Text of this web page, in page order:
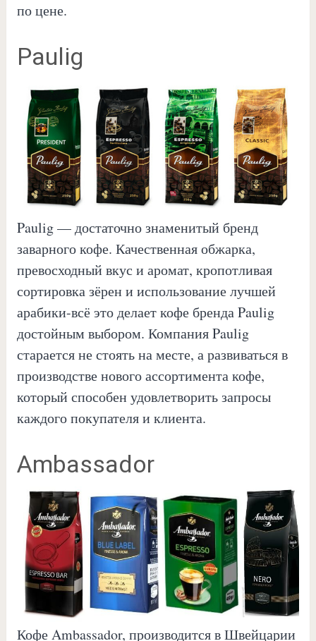
по цене.
Paulig
Paulig — достаточно знаменитый бренд
заварного кофе. Качественная обжарка,
превосходный вкус и аромат, кропотливая
сортировка зёрен и использование лучшей
арабики-всё это делает кофе бренда Paulig
достойным выбором. Компания Paulig
старается не стоять на месте, а развиваться в
производстве нового ассортимента кофе,
который способен удовлетворить запросы
каждого покупателя и клиента.
Ambassador
Кофе Ambassador, производится в Швейцарии